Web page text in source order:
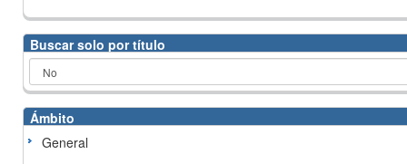
Buscar solo por título
Ámbito
General